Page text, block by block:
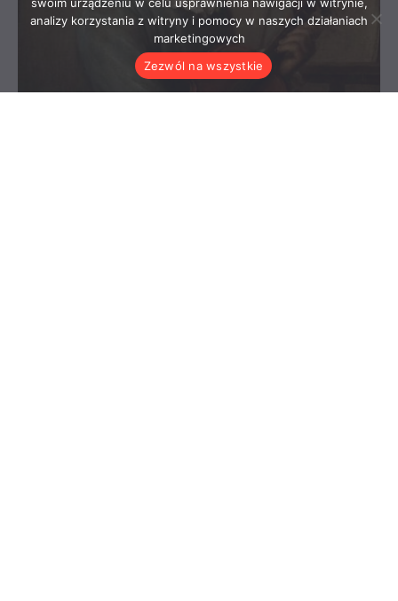
analizy korzystania z witryny i pomocy w naszych działaniach
marketingowych
Zezwól na wszystkie